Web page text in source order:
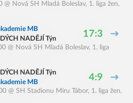
@ Nová SH Mladá Boleslav, 1. liga žen,
MB
NADĚJÍ Týn
17:3
@ Nová SH Mladá Boleslav, 1. liga
NADĚJÍ Týn
MB
4:9
@ SH Stadionu Míru Tábor, 1. liga žen,